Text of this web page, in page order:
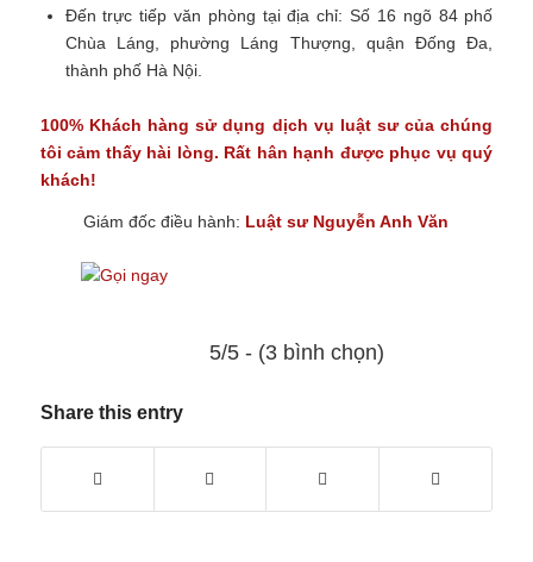
Đến trực tiếp văn phòng tại địa chỉ: Số 16 ngõ 84 phố
Chùa Láng, phường Láng Thượng, quận Đống Đa,
thành phố Hà Nội.
100% Khách hàng sử dụng dịch vụ luật sưcủa chúng
tôi cảm thấy hài lòng. Rất hân hạnh được phục vụ quý
khách!
Giám đốc điều hành: Luật sư Nguyễn Anh Văn
5/5 - (3 bình chọn)
Share this entry